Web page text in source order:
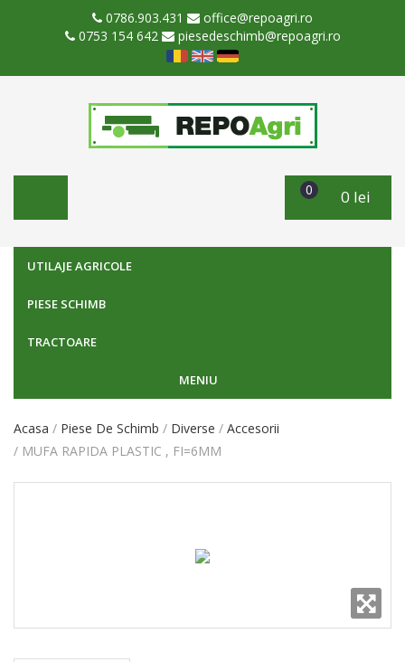
0786.903.431
office@repoagri.ro
0753 154 642
piesedeschimb@repoagri.ro
0 0 lei
UTILAJE AGRICOLE
PIESE SCHIMB
TRACTOARE
MENIU
Acasa Piese De Schimb Diverse
Accesorii
MUFA RAPIDA PLASTIC , FI=6MM